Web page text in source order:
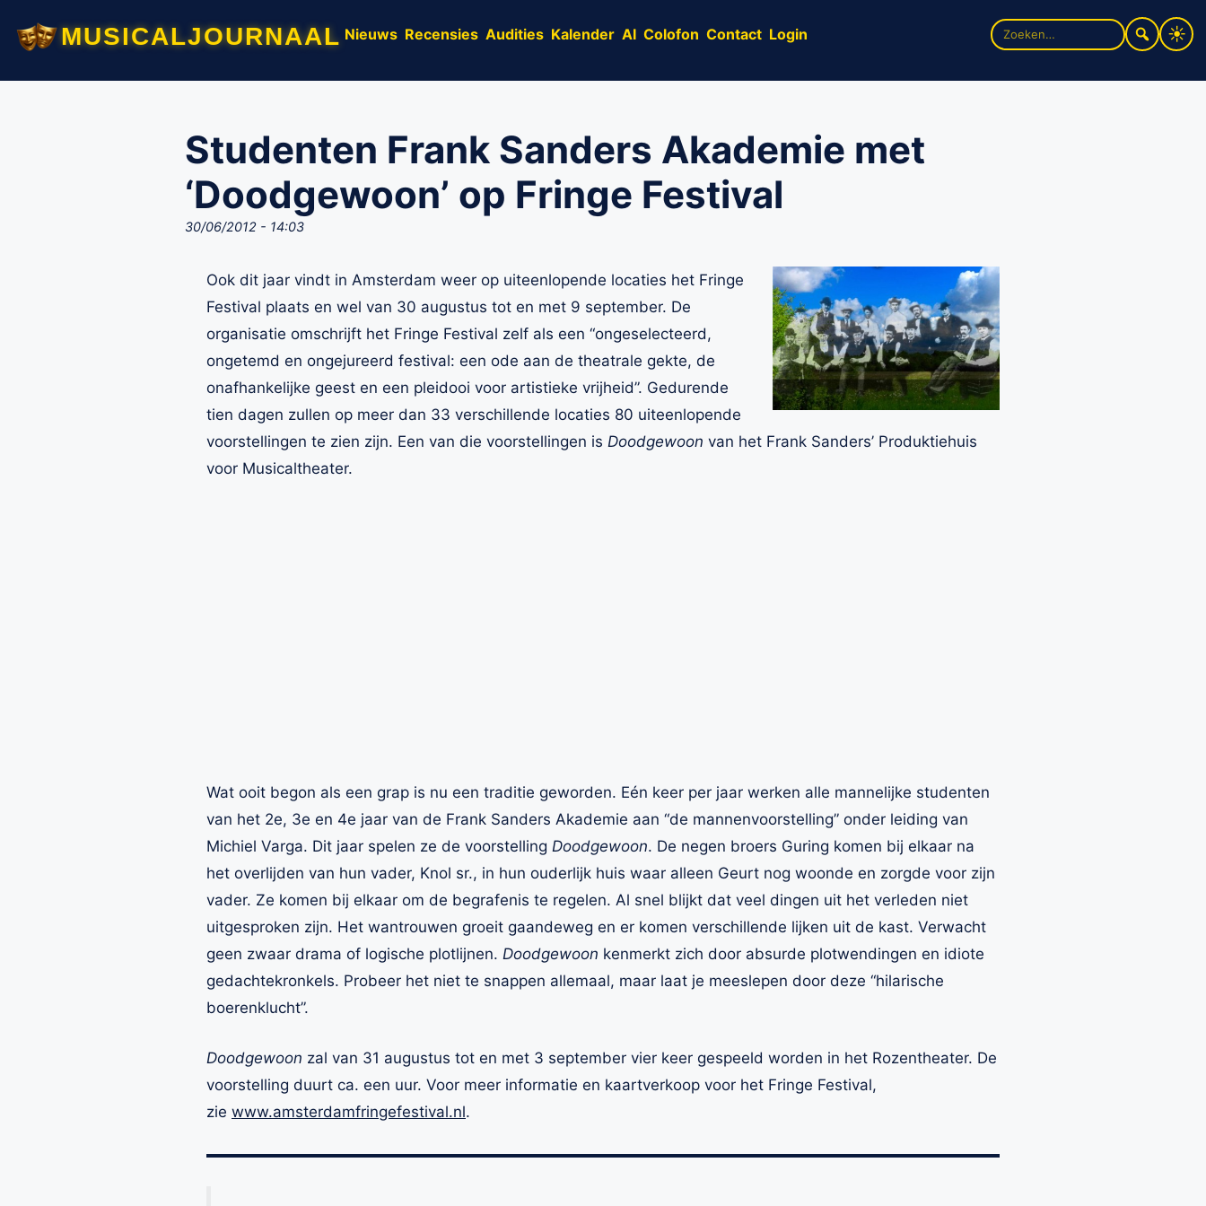
musicaljournaal Nieuws Recensies Audities Kalender AI Colofon Contact Login
Zoek
naar:
Studenten Frank Sanders Akademie met
‘Doodgewoon’ op Fringe Festival
30/06/2012 - 14:03
Ook dit jaar vindt in Amsterdam weer op uiteenlopende locaties het Fringe
Festival plaats en wel van 30 augustus tot en met 9 september. De
organisatie omschrijft het Fringe Festival zelf als een “ongeselecteerd,
ongetemd en ongejureerd festival: een ode aan de theatrale gekte, de
onafhankelijke geest en een pleidooi voor artistieke vrijheid”. Gedurende
tien dagen zullen op meer dan 33 verschillende locaties 80 uiteenlopende
voorstellingen te zien zijn. Een van die voorstellingen is Doodgewoon van het Frank Sanders’ Produktiehuis
voor Musicaltheater.
Wat ooit begon als een grap is nu een traditie geworden. Eén keer per jaar werken alle mannelijke studenten
van het 2e, 3e en 4e jaar van de Frank Sanders Akademie aan “de mannenvoorstelling” onder leiding van
Michiel Varga. Dit jaar spelen ze de voorstelling Doodgewoon. De negen broers Guring komen bij elkaar na
het overlijden van hun vader, Knol sr., in hun ouderlijk huis waar alleen Geurt nog woonde en zorgde voor zijn
vader. Ze komen bij elkaar om de begrafenis te regelen. Al snel blijkt dat veel dingen uit het verleden niet
uitgesproken zijn. Het wantrouwen groeit gaandeweg en er komen verschillende lijken uit de kast. Verwacht
geen zwaar drama of logische plotlijnen. Doodgewoon kenmerkt zich door absurde plotwendingen en idiote
gedachtekronkels. Probeer het niet te snappen allemaal, maar laat je meeslepen door deze “hilarische
boerenklucht”.
Doodgewoon zal van 31 augustus tot en met 3 september vier keer gespeeld worden in het Rozentheater. De
voorstelling duurt ca. een uur. Voor meer informatie en kaartverkoop voor het Fringe Festival,
zie www.amsterdamfringefestival.nl.